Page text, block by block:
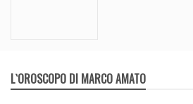
L`OROSCOPO DI MARCO AMATO